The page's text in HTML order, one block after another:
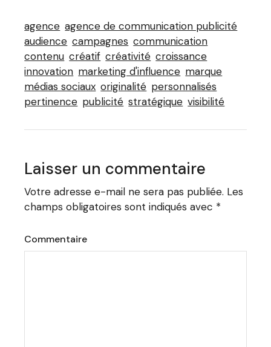
agence agence de communication publicité
audience campagnes communication
contenu créatif créativité croissance
innovation marketing d'influence marque
médias sociaux originalité personnalisés
pertinence publicité stratégique visibilité
Laisser un commentaire
Votre adresse e-mail ne sera pas publiée. Les
champs obligatoires sont indiqués avec *
Commentaire